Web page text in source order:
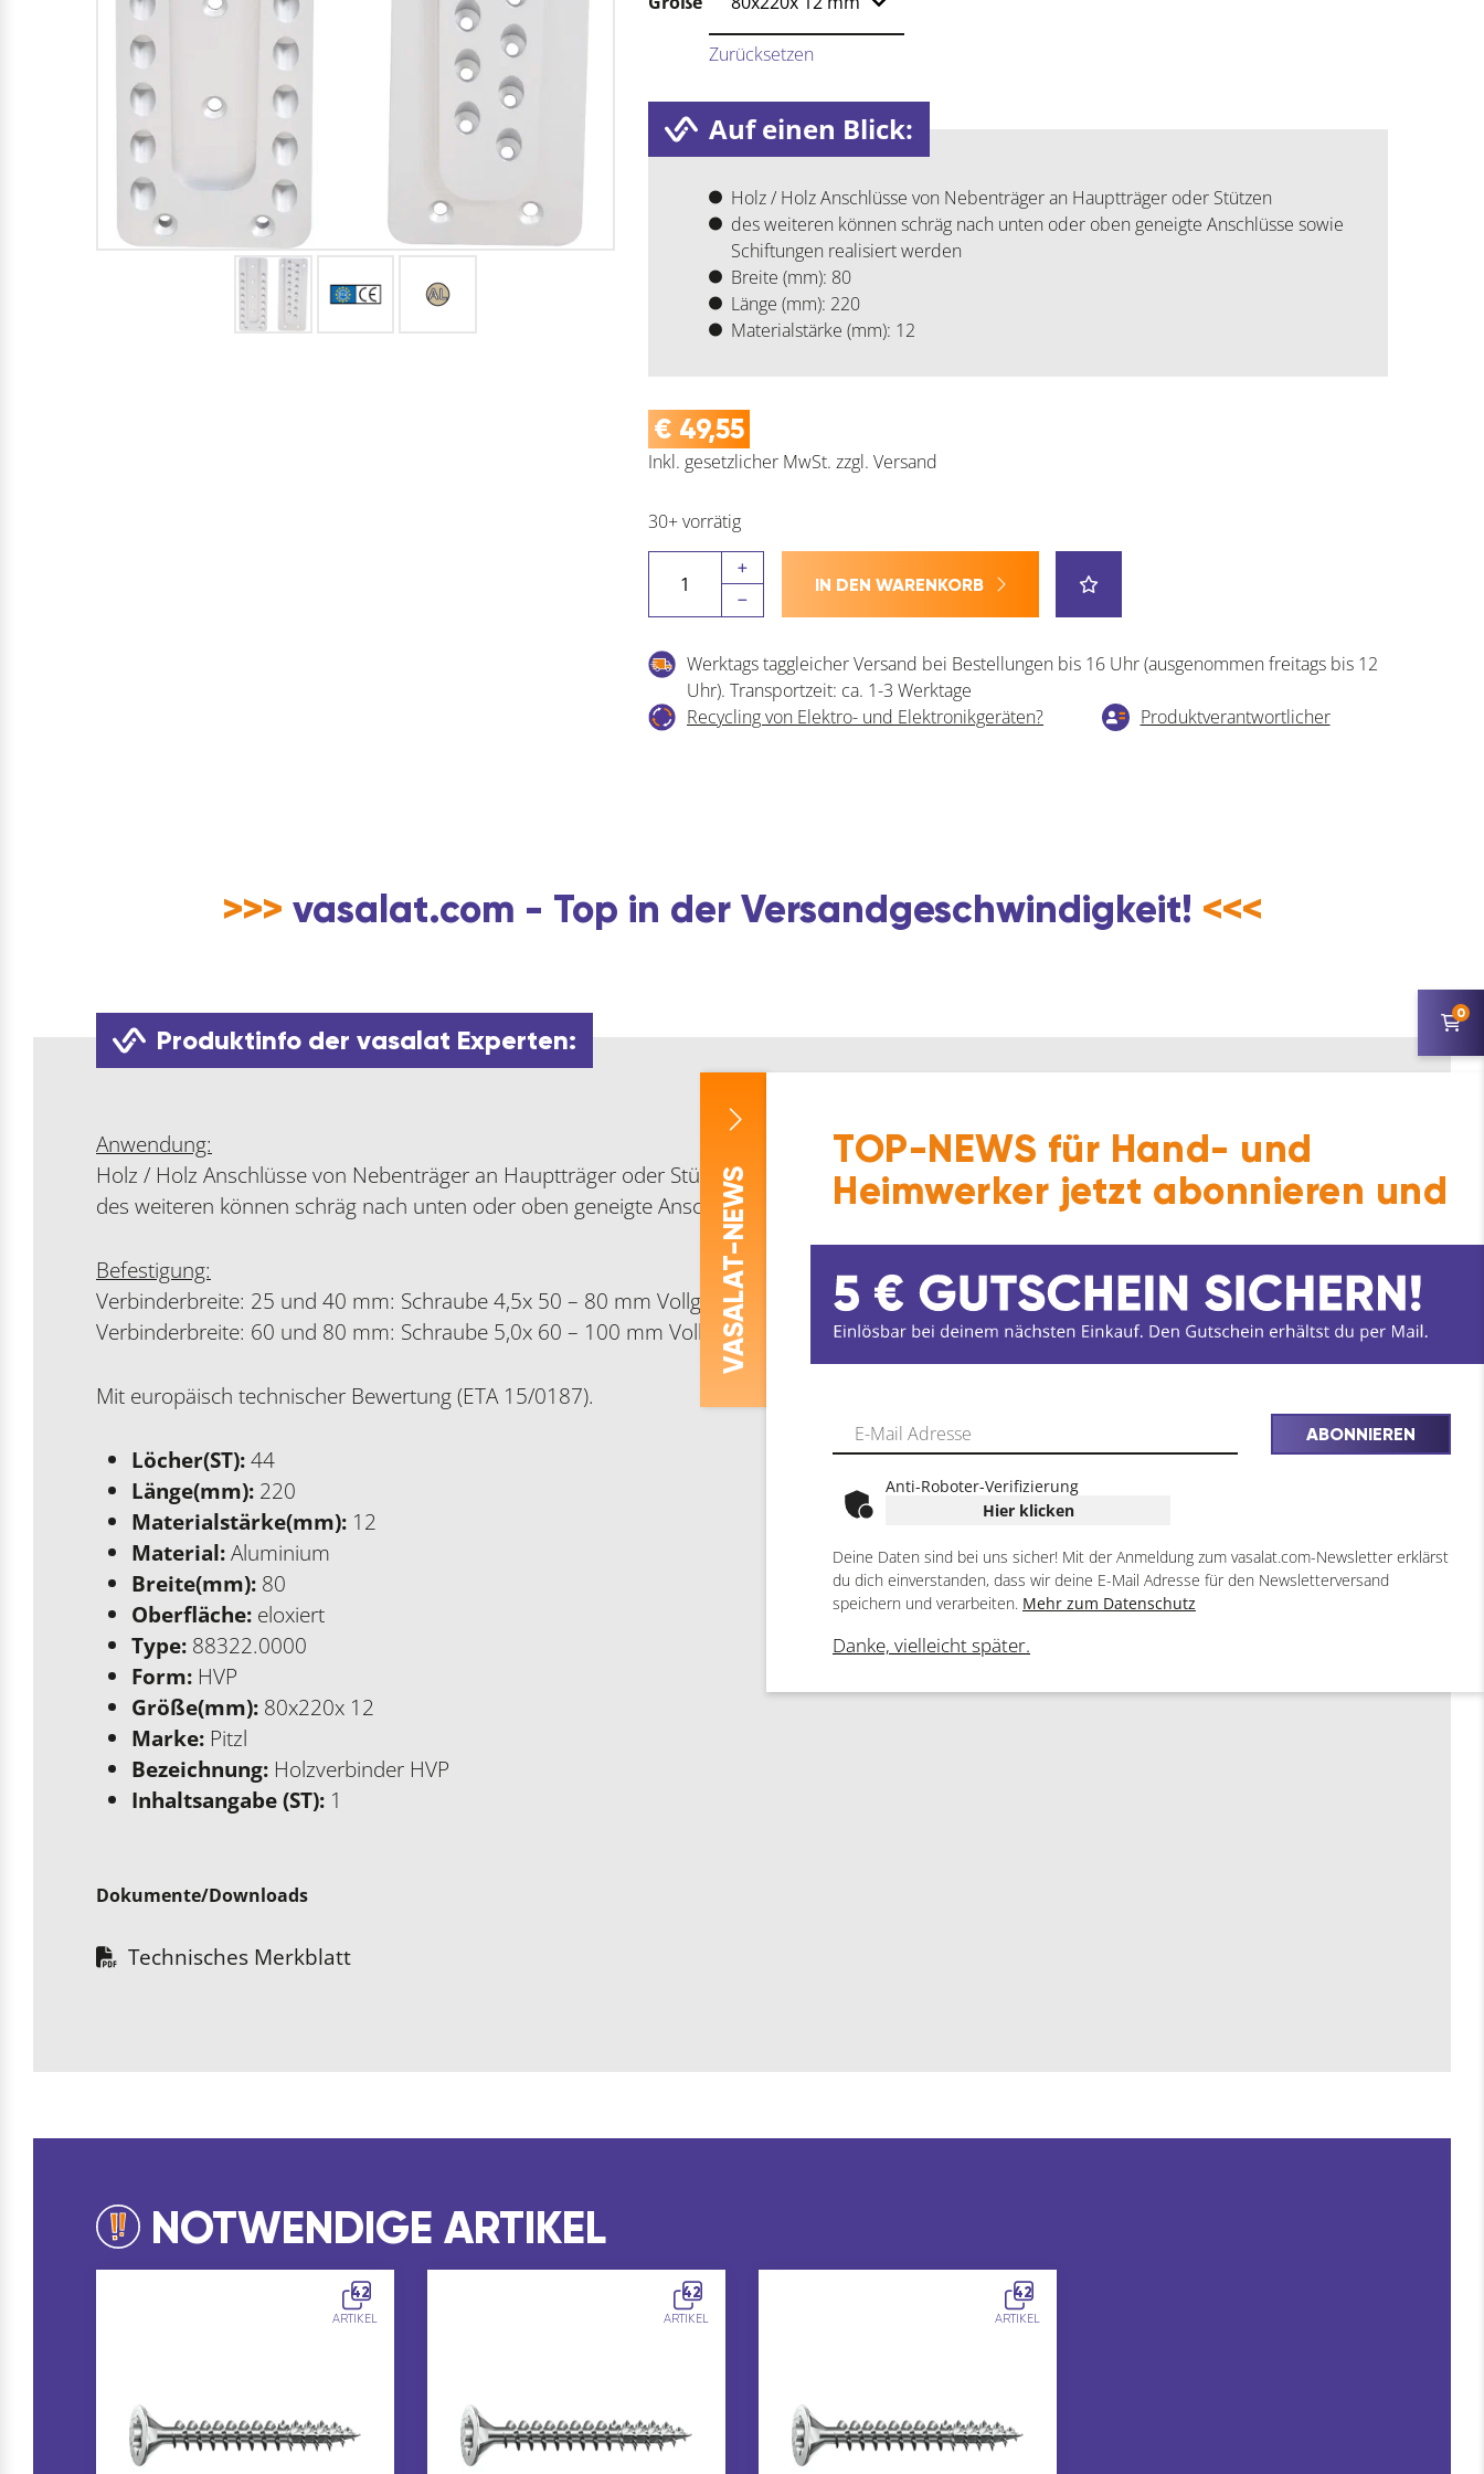
Zurücksetzen
Auf einen Blick:
Holz / Holz Anschlüsse von Nebenträger an Hauptträger oder Stützen
des weiteren können schräg nach unten oder oben geneigte Anschlüsse sowie
Schiftungen realisiert werden
Breite (mm): 80
Länge (mm): 220
Materialstärke (mm): 12
€ 49,55
Inkl. gesetzlicher MwSt. zzgl. Versand
30+ vorrätig
Holzverbinder
HVP
Aluminium
eloxiert
Menge
IN DEN WARENKORB
Werktags taggleicher Versand bei Bestellungen bis 16 Uhr (ausgenommen freitags bis 12
Uhr). Transportzeit: ca. 1-3 Werktage
Recycling von Elektro- und Elektronikgeräten?
Produktverantwortlicher
>>> vasalat.com - Top in der Versandgeschwindigkeit! <<<
Produktinfo der vasalat Experten:
Anwendung:
Holz / Holz Anschlüsse von Nebenträger an Hauptträger oder Stützen. Das System kann verdeckt oder mit Schattenfuge montiert werden,
des weiteren können schräg nach unten oder oben geneigte Anschlüsse sowie Schiftungen realisiert werden.
Befestigung:
Verbinderbreite: 25 und 40 mm: Schraube 4,5x 50 – 80 mm Vollgewinde.
Verbinderbreite: 60 und 80 mm: Schraube 5,0x 60 – 100 mm Vollgewinde.
Mit europäisch technischer Bewertung (ETA 15/0187).
Löcher(ST):44
Länge(mm): 220
Materialstärke(mm): 12
Material:Aluminium
Breite(mm): 80
Oberfläche: eloxiert
Type: 88322.0000
Form: HVP
Größe(mm): 80x220x 12
Marke: Pitzl
Bezeichnung: Holzverbinder HVP
Inhaltsangabe (ST): 1
Dokumente/Downloads
Technisches Merkblatt
NOTWENDIGE ARTIKEL
42
ARTIKEL
42
ARTIKEL
42
ARTIKEL
0
V
ASALAT
-NEWS
TOP-NEWS für Hand- und
Heimwerker jetzt abonnieren und
ABONNIEREN
Anti-Roboter-Verifizierung
Hier klicken
Deine Daten sind bei uns sicher! Mit der Anmeldung zum vasalat.com-Newsletter erklärst
du dich einverstanden, dass wir deine E-Mail Adresse für den Newsletterversand
speichern und verarbeiten. Mehr zum Datenschutz
Danke, vielleicht später.